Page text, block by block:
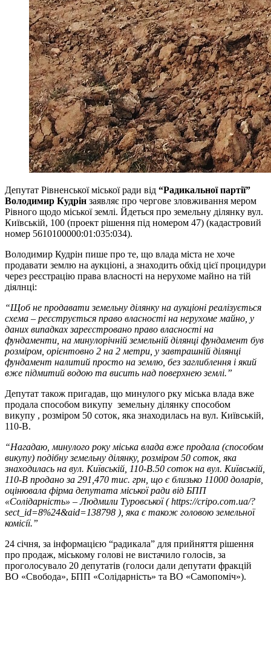
Депутат Рівненської міської ради від “Радикальної партії”
Володимир Кудрін заявляє про чергове зловживання мером
Рівного щодо міської землі. Йдеться про земельну ділянку вул.
Київській, 100 (проект рішення під номером 47) (кадастровий
номер 5610100000:01:035:034).
Володимир Кудрін пише про те, що влада міста не хоче
продавати землю на аукціоні, а знаходить обхід цієї процидури
через реєстрацію права власності на нерухоме майно на тій
діялнці:
“Щоб не продавати земельну ділянку на аукціоні реалізується
схема – реєструється право власності на нерухоме майно, у
даних випадках зареєстровано право власності на
фундаменти, на минулорічній земельній ділянці фундамент був
розміром, орієнтовно 2 на 2 метри, у завтрашній ділянці
фундамент налитий просто на землю, без заглиблення і який
вже підмитий водою та висить над поверхнею землі.”
Депутат також пригадав, що минулого рку міська влада вже
продала способом викупу земельну ділянку способом
викупу , розміром 50 соток, яка знаходилась на вул. Київській,
110-В.
“Нагадаю, минулого року міська влада вже продала (способом
викупу) подібну земельну ділянку, розміром 50 соток, яка
знаходилась на вул. Київській, 110-В.50 соток на вул. Київській,
110-В продано за 291,470 тис. грн, що є близько 11000 доларів,
оцінювала фірма депутата міської ради від БПП
«Солідарність» – Людмили Туровської ( https://cripo.com.ua/?
sect_id=8%24&aid=138798 ), яка є також головою земельної
комісії.”
24 січня, за інформацією “радикала” для прийняття рішення
про продаж, міському голові не вистачило голосів, за
проголосувало 20 депутатів (голоси дали депутати фракцій
ВО «Свобода», БПП «Солідарність» та ВО «Самопоміч»).